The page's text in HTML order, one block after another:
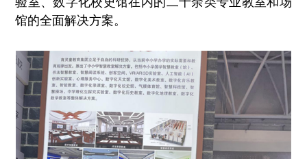
馆的全面解决方案。